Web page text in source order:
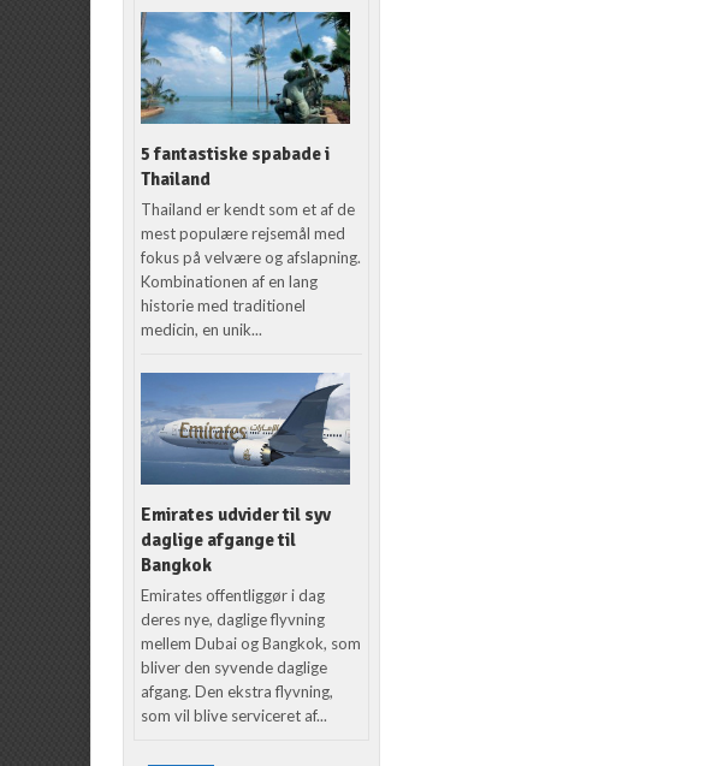
5 fantastiske spabade i
Thailand
Thailand er kendt som et af de
mest populære rejsemål med
fokus på velvære og afslapning.
Kombinationen af en lang
historie med traditionel
medicin, en unik...
Emirates udvider til syv
daglige afgange til
Bangkok
Emirates offentliggør i dag
deres nye, daglige flyvning
mellem Dubai og Bangkok, som
bliver den syvende daglige
afgang. Den ekstra flyvning,
som vil blive serviceret af...